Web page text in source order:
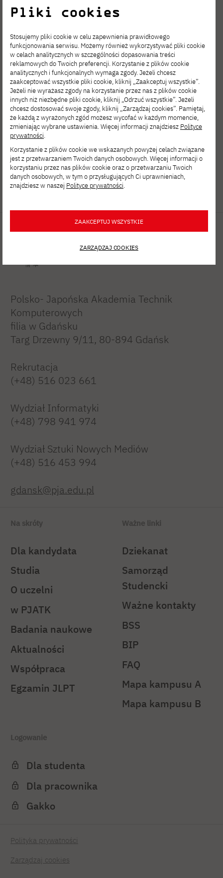
Projektowanie
graficzne i
sztuka
multimediów —
Gdańsk, studia
II stopnia,
stacjonarne,
polskojęzyczne
Polsko- Japońska Akademia Technik
Komputerowych
filia w Gdańsku
Targ Drzewny 9/11, 80-894 Gdańsk
Rekrutacja
(+48) 516 023 661
Wydział Informatyki
(+48) 798 941 974
Wydział Sztuki Nowych Mediów
(+48) 516 453 994
gdansk@pja.edu.pl
Na skróty
Dla kandydata
Studia
O uczelni
w PJATK
Badania naukowe
Aktualności
Współpraca
Egzamin JLPT
Ważne linki
Dziekanat
Samorząd
Studencki
Ważne kontakty
BSS
BIP
FAQ
Mapa kampusu A
Mapa kampusu B
Logowanie
Dla studenta
Dla pracownika
Gakko
Polityka prywatności
Zarządzaj cookies
Pliki cookies
Stosujemy pliki cookie w celu zapewnienia prawidłowego
funkcjonowania serwisu. Możemy również wykorzystywać pliki cookie
w celach analitycznych w szczególności dopasowania treści
reklamowych do Twoich preferencji. Korzystanie z plików cookie
analitycznych i funkcjonalnych wymaga zgody. Jeżeli chcesz
zaakceptować wszystkie pliki cookie, kliknij „Zaakceptuj wszystkie”.
Jeżeli nie wyrażasz zgody na korzystanie przez nas z plików cookie
innych niż niezbędne pliki cookie, kliknij „Odrzuć wszystkie”. Jeżeli
chcesz dostosować swoje zgody, kliknij „Zarządzaj cookies”. Pamiętaj,
że każdą z wyrażonych zgód możesz wycofać w każdym momencie,
zmieniając wybrane ustawienia. Więcej informacji znajdziesz Polityce
prywatności.
Korzystanie z plików cookie we wskazanych powyżej celach związane
jest z przetwarzaniem Twoich danych osobowych. Więcej informacji o
korzystaniu przez nas plików cookie oraz o przetwarzaniu Twoich
danych osobowych, w tym o przysługujących Ci uprawnieniach,
znajdziesz w naszej Polityce prywatności.
ZAAKCEPTUJ WSZYSTKIE
ZARZĄDZAJ COOKIES